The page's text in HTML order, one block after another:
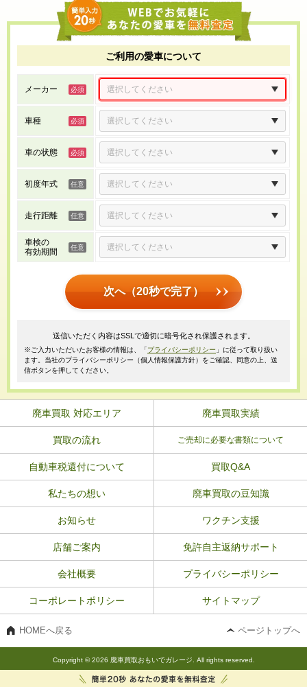
ご利用の愛車について
メーカー
車種
車の状態
初度年式
走行距離
車検の
有効期間
次へ（20秒で完了）
送信いただく内容はSSLで適切に暗号化され保護されます。
※ご入力いただいたお客様の情報は、「プライバシーポリシー 」に従って取り扱い
ます。当社のプライバシーポリシー（個人情報保護方針）をご確認、同意の上、送
信ボタンを押してください。
廃車買取 対応エリア 廃車買取実績
買取の流れ ご売却に必要な書類について
自動車税還付について 買取Q&A
私たちの想い 廃車買取の豆知識
お知らせ ワクチン支援
店舗ご案内 免許自主返納サポート
会社概要 プライバシーポリシー
コーポレートポリシー サイトマップ
HOMEへ戻る ページトップへ
Copyright © 2026 廃車買取おもいでガレージ. All rights reserved.